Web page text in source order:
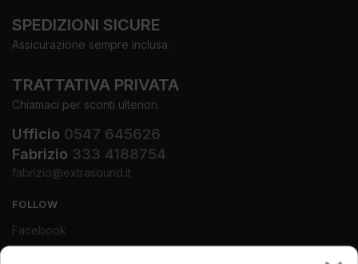
SPEDIZIONI SICURE
Assicurazione sempre inclusa.
TRATTATIVA PRIVATA
Chiamaci per sconti ulteriori.
Ufficio 0547 645626
Fabrizio 333 4188754
fabrizio@extrasound.it
FOLLOW
Facebook
Instagram